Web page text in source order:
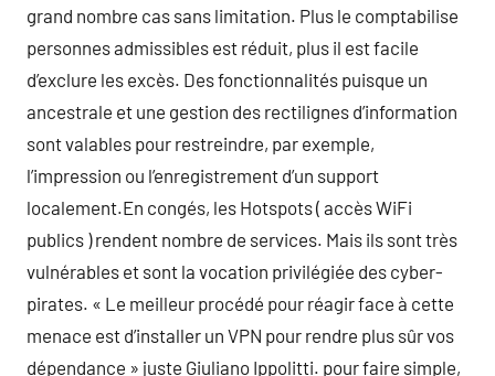
grand nombre cas sans limitation. Plus le comptabilise
personnes admissibles est réduit, plus il est facile
d’exclure les excès. Des fonctionnalités puisque un
ancestrale et une gestion des rectilignes d’information
sont valables pour restreindre, par exemple,
l’impression ou l’enregistrement d’un support
localement.En congés, les Hotspots ( accès WiFi
publics ) rendent nombre de services. Mais ils sont très
vulnérables et sont la vocation privilégiée des cyber-
pirates. « Le meilleur procédé pour réagir face à cette
menace est d’installer un VPN pour rendre plus sûr vos
dépendance » juste Giuliano Ippolitti. pour faire simple,